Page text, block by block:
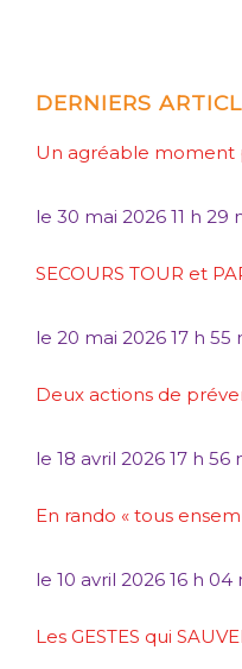
DERNIERS
Un agréable moment
le 30 mai 2026 11 h 29
SECOURS TOUR et
le 20 mai 2026 17 h 55
Deux actions de
le 18 avril 2026 17 h 56
En rando « tous
le 10 avril 2026 16 h 04
Les GESTES qui